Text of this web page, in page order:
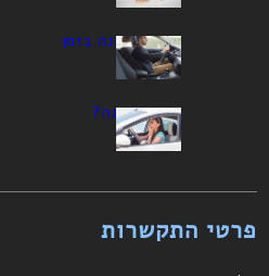
ישיבה נכונה בזמן
נהיגה
חרדת נהיגה?
הפתרון
פרטי התקשרות